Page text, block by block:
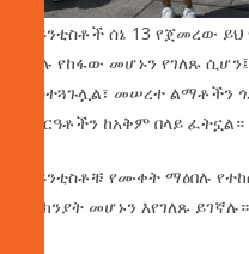
ሳይንቲስቶች ሰኔ 13 የጀመረው
ሁሉ የከፋው መሆኑን የገለጹ
አስተጓጉሏል፣ መሠረተ ልማቶችን
ሥርዓቶችን ከአቅም በላይ ፈትኗል።
ሳይንቲስቶቹ የሙቀት ማዕበሉ
ምክንያት መሆኑን እየገለጹ ይገኛሉ።